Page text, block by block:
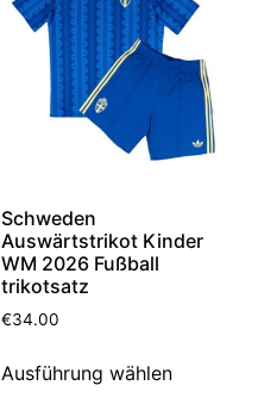
Schweden
Auswärtstrikot Kinder
WM 2026 Fußball
trikotsatz
€34.00
Ausführung wählen